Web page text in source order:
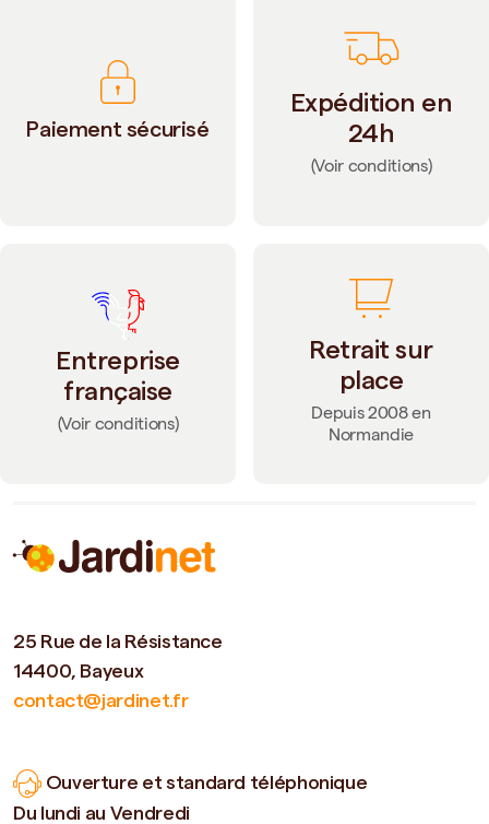
Paiement sécurisé
Expédition en
24h
(Voir conditions)
Entreprise
française
(Voir conditions)
Retrait sur
place
Depuis 2008 en
Normandie
25 Rue de la Résistance
14400, Bayeux
contact@jardinet.fr
Ouverture et standard téléphonique
Du lundi au Vendredi